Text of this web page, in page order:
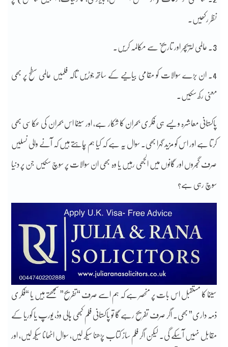
نظر رکھیں۔
3. عالمی لٹریچر اور تاریخ سے مکالمہ کریں۔
4. ان بڑے سوالات کو مقامی بیانیے کے ساتھ جوڑیں تاکہ فلمیں عالمی سطح پر بھی
معنی رکھ سکیں۔
پاکستانی معاشرہ ویسے ہی فکری بحران کا شکار ہے، اور سینما اس بحران کی عکاسی بھی
کرتا ہے اور اس کو مزید گہرا بھی۔ سوال یہ ہے کہ کیا ہم چاہتے ہیں کہ آنے والی نسلیں
صرف گجروں اور گانوں میں الجھی رہیں یا وہ بھی ان سوالات پر سوچ سکیں جن پر دنیا
سوچ رہی ہے؟
سینما کا مستقبل اس بات پر منحصر ہے کہ ہم اسے صرف “تفریح” سمجھتے ہیں یا “فکری
ذمہ داری” بھی۔ اگر صرف تفریح رہے گا تو پاکستانی فلم کبھی ہالی وڈ، یورپ یا کوریا کے
مقابل نہیں آسکے گی۔ لیکن اگر فلم ساز کتاب پڑھنا سیکھ لیں، سوال اٹھانا سیکھ لیں، اور